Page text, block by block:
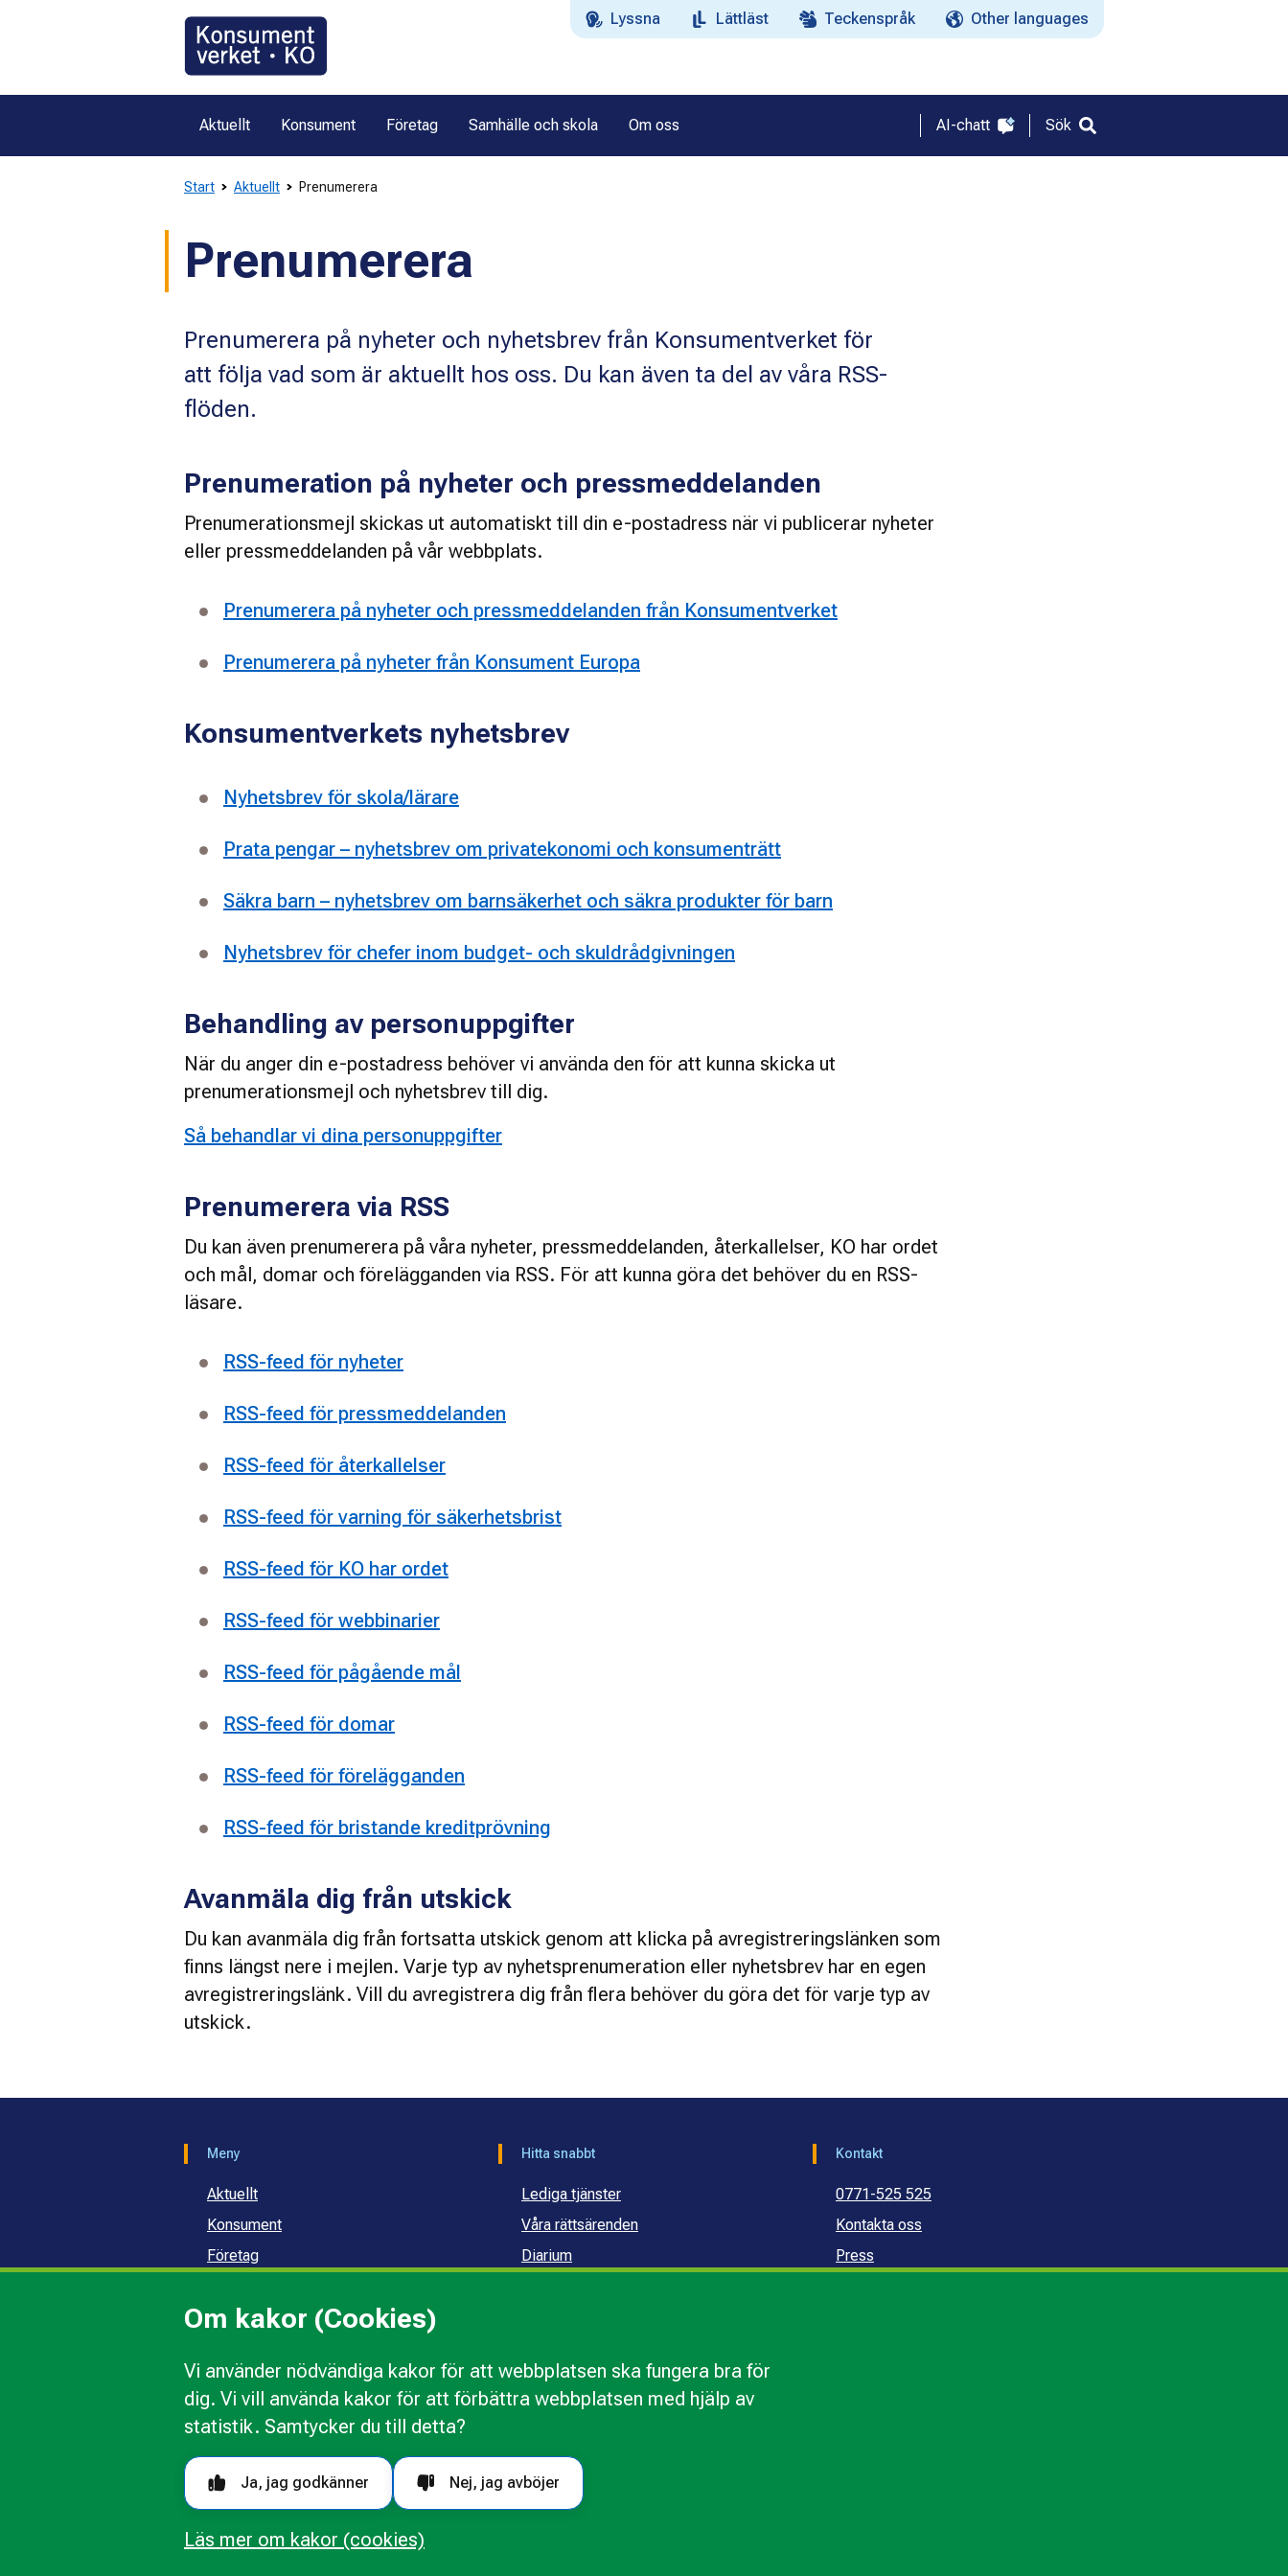
Om kakor (Cookies)
Vi använder nödvändiga kakor för att webbplatsen ska fungera bra för
dig. Vi vill använda kakor för att förbättra webbplatsen med hjälp av
statistik. Samtycker du till detta?
Ja, jag godkänner Nej, jag avböjer
Läs mer om kakor (cookies)
Lyssna Lättläst Teckenspråk Other languages
Aktuellt Konsument Företag Samhälle och skola Om oss AI-chatt Sök
Start Aktuellt Prenumerera
Prenumerera
Prenumerera på nyheter och nyhetsbrev från Konsumentverket för
att följa vad som är aktuellt hos oss. Du kan även ta del av våra RSS-
flöden.
Prenumeration på nyheter och pressmeddelanden
Prenumerationsmejl skickas ut automatiskt till din e-postadress när vi publicerar nyheter
eller pressmeddelanden på vår webbplats.
Prenumerera på nyheter och pressmeddelanden från Konsumentverket
Prenumerera på nyheter från Konsument Europa
Konsumentverkets nyhetsbrev
Nyhetsbrev för skola/lärare
Prata pengar – nyhetsbrev om privatekonomi och konsumenträtt
Säkra barn – nyhetsbrev om barnsäkerhet och säkra produkter för barn
Nyhetsbrev för chefer inom budget- och skuldrådgivningen
Behandling av personuppgifter
När du anger din e-postadress behöver vi använda den för att kunna skicka ut
prenumerationsmejl och nyhetsbrev till dig.
Så behandlar vi dina personuppgifter
Prenumerera via RSS
Du kan även prenumerera på våra nyheter, pressmeddelanden, återkallelser, KO har ordet
och mål, domar och förelägganden via RSS. För att kunna göra det behöver du en RSS-
läsare.
RSS-feed för nyheter
RSS-feed för pressmeddelanden
RSS-feed för återkallelser
RSS-feed för varning för säkerhetsbrist
RSS-feed för KO har ordet
RSS-feed för webbinarier
RSS-feed för pågående mål
RSS-feed för domar
RSS-feed för förelägganden
RSS-feed för bristande kreditprövning
Avanmäla dig från utskick
Du kan avanmäla dig från fortsatta utskick genom att klicka på avregistreringslänken som
finns längst nere i mejlen. Varje typ av nyhetsprenumeration eller nyhetsbrev har en egen
avregistreringslänk. Vill du avregistrera dig från flera behöver du göra det för varje typ av
utskick.
Meny
Aktuellt
Konsument
Företag
Om oss
Hitta snabbt
Lediga tjänster
Våra rättsärenden
Diarium
Kontakt
0771-525 525
Kontakta oss
Press
Kakor Behandling av personuppgifter
Följ oss i sociala medier